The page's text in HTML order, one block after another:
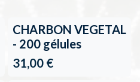
CHARBON VEGETAL
- 200 gélules
31,00€